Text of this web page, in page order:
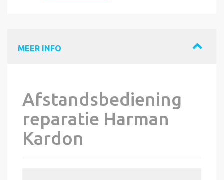
MEER INFO
Afstandsbediening
reparatie Harman
Kardon